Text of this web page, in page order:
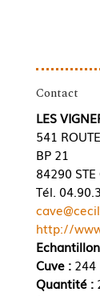
Contact
LES
541
BP 21
84290 STE
Tél.
http://
Cuve : 244
Quantité :